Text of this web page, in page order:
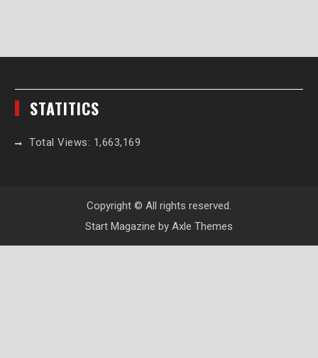
STATITICS
Total Views: 1,663,169
Copyright © All rights reserved.
Start Magazine by Axle Themes